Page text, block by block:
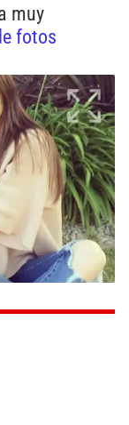
muy
fotos